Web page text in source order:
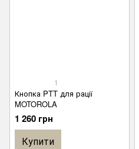
1
Кнопка PTT для рації
MOTOROLA
1 260 грн
Купити